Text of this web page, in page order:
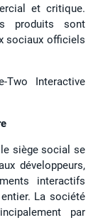
et critique.
produits sont
sociaux officiels
Interactive
siège social se
développeurs,
interactifs
La société
par